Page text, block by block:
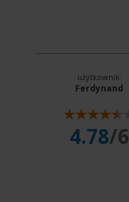
użytkownik:
Ferdynand
4.78/6